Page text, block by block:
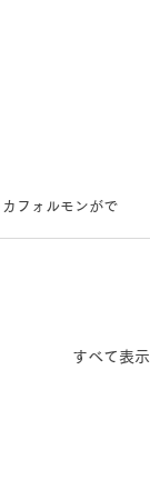
フォルモンがで
すべて表示